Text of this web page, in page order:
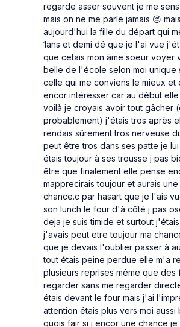
regarde asser souvent je me
mais on ne me parle jamais 😔
aujourd'hui la fille du départ qui
1ans et demi dé que je l'ai vue
que cetais mon âme soeur voyer
belle de l'école selon moi unique
celle qui me conviens le mieux et
encor intéresser car au début
voilà je croyais avoir tout gâcher
probablement) j'étais tros après
rendais sûrement tros nerveuse
peut être tros dans ses patte je lui
étais toujour à ses trousse j pas
être que finalement elle pense
mapprecirais toujour et aurais
chance.c par hasart que je l'ais
son lunch le four d'à côté j pas
deja je suis timide et surtout
j'avais peut etre toujour ma
que je devais l'oublier passer à
tout étais peine perdue elle m'a
plusieurs reprises même que des
regarder sans me regarder
étais devant le four mais j'ai
attention étais plus vers moi aussi
quois fair si j encor une chance